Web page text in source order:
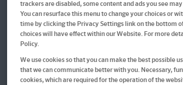
trackers are disabled, some content and ads you see
You can resurface this menu to change your choices or
time by clicking the Privacy Settings link on the bottom
choices will have effect within our Website. For more
Policy.
We use cookies so that you can make the best possible
that we can communicate better with you. Necessary,
cookies, which are required for the operation of the